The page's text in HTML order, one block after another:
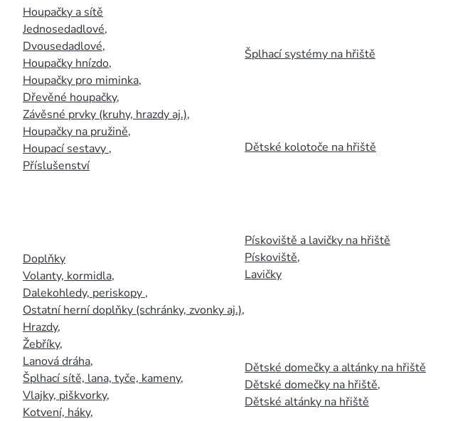
Houpačky a sítě
Jednosedadlové,
Dvousedadlové,
Houpačky hnízdo,
Houpačky pro miminka,
Dřevěné houpačky,
Závěsné prvky (kruhy, hrazdy aj.),
Houpačky na pružině,
Houpací sestavy ,
Příslušenství
Doplňky
Volanty, kormidla,
Dalekohledy, periskopy ,
Ostatní herní doplňky (schránky, zvonky aj.),
Hrazdy,
Žebříky,
Lanová dráha,
Šplhací sítě, lana, tyče, kameny,
Vlajky, piškvorky,
Kotvení, háky,
Šplhací systémy na hřiště
Dětské kolotoče na hřiště
Pískoviště a lavičky na hřiště
Pískoviště,
Lavičky
Dětské domečky a altánky na hřiště
Dětské domečky na hřiště,
Dětské altánky na hřiště